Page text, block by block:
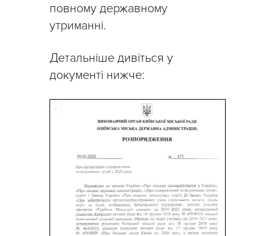
повному державному
утриманні.
Детальніше дивіться у
документі нижче: